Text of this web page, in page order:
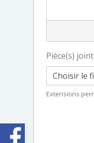
Pièce(s)
Choisir le
Extensions